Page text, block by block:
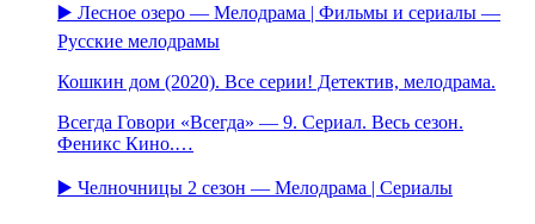
▶️ Лесное озеро — Мелодрама | Фильмы и сериалы —
Русские мелодрамы
Кошкин дом (2020). Все серии! Детектив, мелодрама.
Всегда Говори «Всегда» — 9. Сериал. Весь сезон.
Феникс Кино.…
▶️ Челночницы 2 сезон — Мелодрама | Сериалы